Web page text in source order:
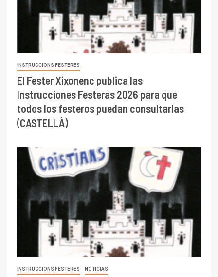
INSTRUCCIONS FESTERES
El Fester Xixonenc publica las
Instrucciones Festeras 2026 para que
todos los festeros puedan consultarlas
(CASTELLÀ)
INSTRUCCIONS FESTERES NOTICIAS